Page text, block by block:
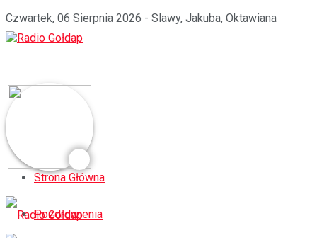
Czwartek, 06 Sierpnia 2026 - Slawy, Jakuba, Oktawiana
Strona Główna
Pozdrowienia